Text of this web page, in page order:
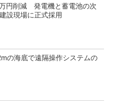
円削減 発電機と蓄電池の次
設現場に正式採用
の海底で遠隔操作システムの